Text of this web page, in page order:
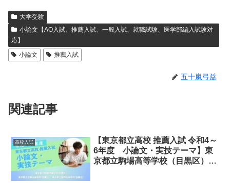
大学受験
小論文【AO入試、推薦入試、一般入試、就職試験、医学部編入試験対
応】
小論文
推薦入試
五十嵐弓益
関連記事
高校入試
【東京都立高校 推薦入試 令和4～
6年度 小論文・実技テーマ】東
京都立駒場高等学校（目黒区）・